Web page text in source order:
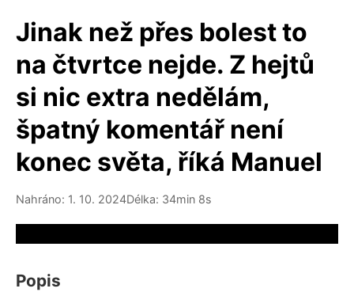
Jinak než přes bolest to
na čtvrtce nejde. Z hejtů
si nic extra nedělám,
špatný komentář není
konec světa, říká Manuel
Nahráno: 1. 10. 2024Délka: 34min 8s
Popis